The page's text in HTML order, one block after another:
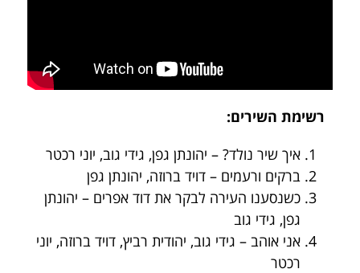
רשימת השירים:
איך שיר נולד? – יהונתן גפן, גידי גוב, יוני רכטר
ברקים ורעמים – דויד ברוזה, יהונתן גפן
כשנסענו העירה לבקר את דוד אפרים – יהונתן
גפן, גידי גוב
אני אוהב – גידי גוב, יהודית רביץ, דויד ברוזה, יוני
רכטר